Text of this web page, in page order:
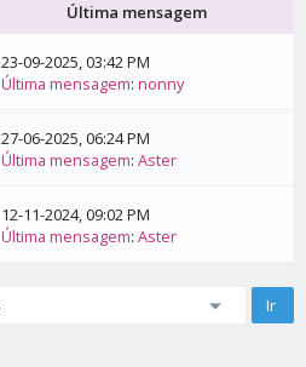
Última mensagem
23-09-2025, 03:42 PM
Última mensagem:nonny
27-06-2025, 06:24 PM
Última mensagem:Aster
12-11-2024, 09:02 PM
Última mensagem:Aster